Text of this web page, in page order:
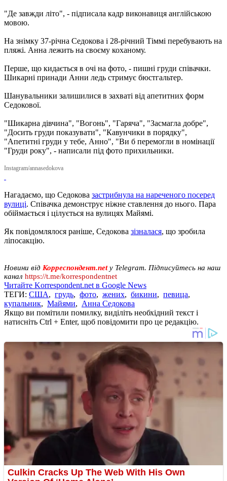
"Де завжди літо", - підписала кадр виконавиця англійською
мовою.
На знімку 37-річна Седокова і 28-річний Тіммі перебувають на
пляжі. Анна лежить на своєму коханому.
Перше, що кидається в очі на фото, - пишні груди співачки.
Шикарні принади Анни ледь стримує бюстгальтер.
Шанувальники залишилися в захваті від апетитних форм
Седокової.
"Шикарна дівчина", "Вогонь", "Гаряча", "Засмагла добре",
"Досить груди показувати", "Кавунчики в порядку",
"Апетитні груди у тебе, Анно", "Ви б перемогли в номінації
"Груди року", - написали під фото прихильники.
Instagram/annasedokova
Нагадаємо, що Седокова застрибнула на нареченого посеред
вулиці. Співачка демонструє ніжне ставлення до нього. Пара
обіймається і цілується на вулицях Майямі.
Як повідомлялося раніше, Седокова зізналася, що зробила
ліпосакцію.
Новини від Корреспондент.net у Telegram. Підписуйтесь на наш
канал https://t.me/korrespondentnet
Читайте Korrespondent.net в Google News
ТЕГИ: США, грудь, фото, жених, бикини, певица,
купальник, Майями, Анна Седокова
Якщо ви помітили помилку, виділіть необхідний текст і
натисніть Ctrl + Enter, щоб повідомити про це редакцію.